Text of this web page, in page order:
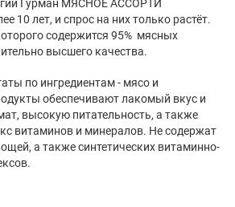
Гурман МЯСНОЕ АССОРТИ
10 лет, и спрос на них только растёт.
содержится 95% мясных
высшего качества.
по ингредиентам - мясо и
обеспечивают лакомый вкус и
высокую питательность, а также
витаминов и минералов. Не содержат
а также синтетических витаминно-